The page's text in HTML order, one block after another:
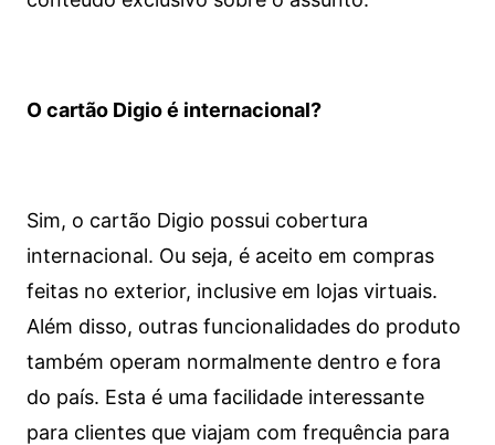
O cartão Digio é internacional?
Sim, o cartão Digio possui cobertura
internacional. Ou seja, é aceito em compras
feitas no exterior, inclusive em lojas virtuais.
Além disso, outras funcionalidades do produto
também operam normalmente dentro e fora
do país. Esta é uma facilidade interessante
para clientes que viajam com frequência para